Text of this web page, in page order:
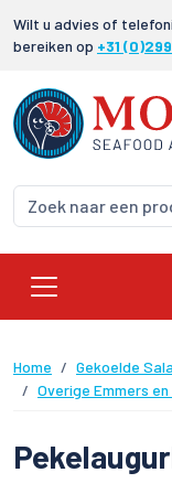
Wilt u advies of
bereiken op +31
Home
Gekoelde
Overige Emmers